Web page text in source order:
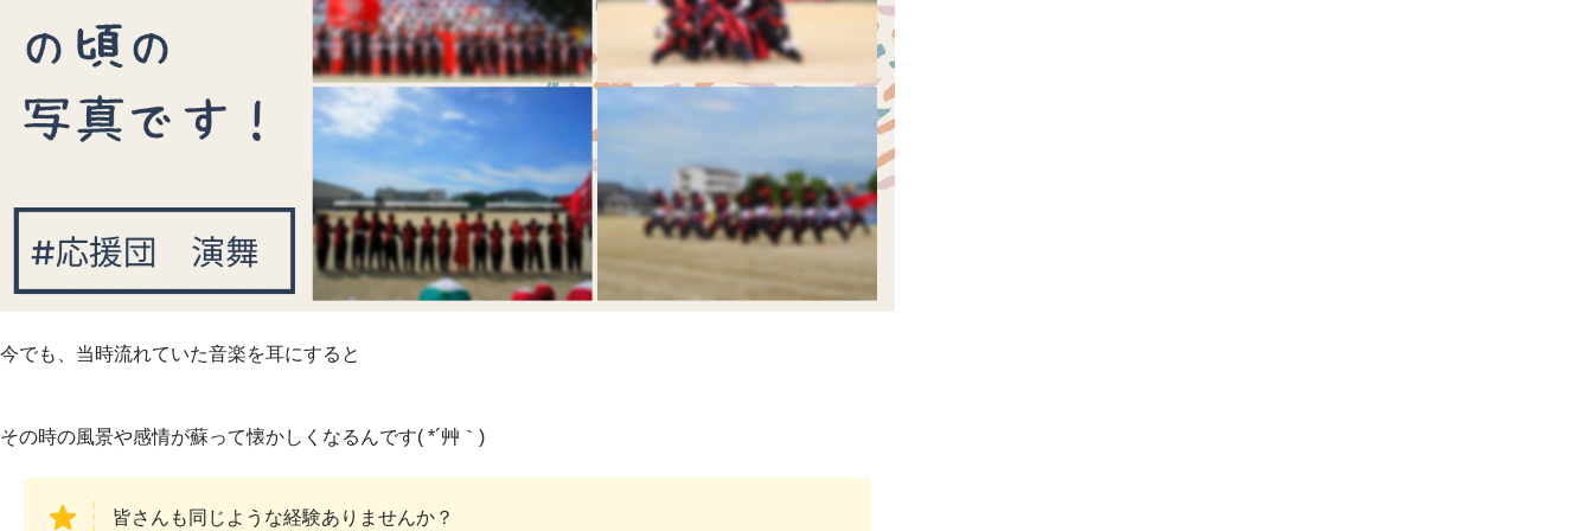
今でも、当時流れていた音楽を耳にすると
その時の風景や感情が蘇って懐かしくなるんです( *´艸｀)
皆さんも同じような経験ありませんか？